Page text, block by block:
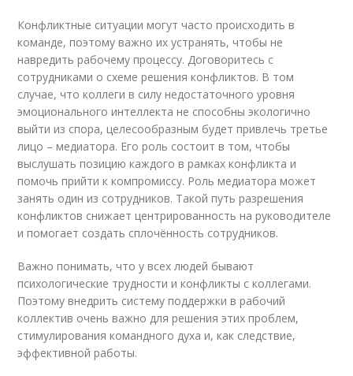
Конфликтные ситуации могут часто происходить в
команде, поэтому важно их устранять, чтобы не
навредить рабочему процессу. Договоритесь с
сотрудниками о схеме решения конфликтов. В том
случае, что коллеги в силу недостаточного уровня
эмоционального интеллекта не способны экологично
выйти из спора, целесообразным будет привлечь третье
лицо – медиатора. Его роль состоит в том, чтобы
выслушать позицию каждого в рамках конфликта и
помочь прийти к компромиссу. Роль медиатора может
занять один из сотрудников. Такой путь разрешения
конфликтов снижает центрированность на руководителе
и помогает создать сплочённость сотрудников.
Важно понимать, что у всех людей бывают
психологические трудности и конфликты с коллегами.
Поэтому внедрить систему поддержки в рабочий
коллектив очень важно для решения этих проблем,
стимулирования командного духа и, как следствие,
эффективной работы.